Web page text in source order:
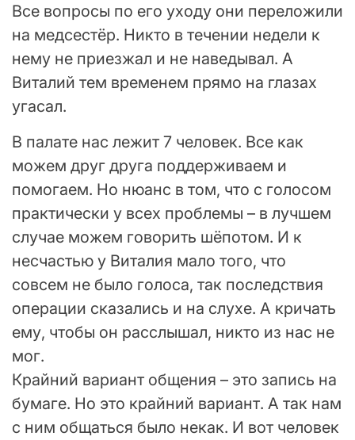
Все вопросы по его уходу они переложили
на медсестёр. Никто в течении недели к
нему не приезжал и не наведывал. А
Виталий тем временем прямо на глазах
угасал.
В палате нас лежит 7 человек. Все как
можем друг друга поддерживаем и
помогаем. Но нюанс в том, что с голосом
практически у всех проблемы – в лучшем
случае можем говорить шёпотом. И к
несчастью у Виталия мало того, что
совсем не было голоса, так последствия
операции сказались и на слухе. А кричать
ему, чтобы он расслышал, никто из нас не
мог.
Крайний вариант общения – это запись на
бумаге. Но это крайний вариант. А так нам
с ним общаться было некак. И вот человек